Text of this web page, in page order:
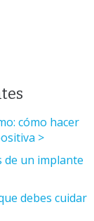
cómo hacer
de un implante
debes cuidar